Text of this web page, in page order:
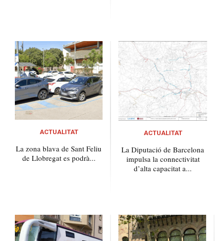
ACTUALITAT
La zona blava de Sant Feliu
de Llobregat es podrà...
ACTUALITAT
La Diputació de Barcelona
impulsa la connectivitat
d’alta capacitat a...